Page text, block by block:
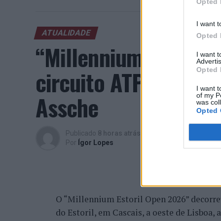
I want
Opted
I want
Opted
I want
of my
was
Opted
ATUALIDADE
“Millennium Estoril
circuito ATP com
Assche
Publicado 8 horas atrás
Por Ígor Lopes
O “Millennium Estoril Open 2026”
do Estoril, em Cascais, a oeste de